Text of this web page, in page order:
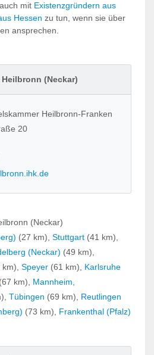
mit Existenzgründern aus
Hessen zu tun, wenn sie über
ansprechen.
(Neckar)
Heilbronn-Franken
20
(Neckar)
(27 km),Stuttgart (41 km),
(Neckar) (49 km),
km),Speyer (61 km), Karlsruhe
(67 km), Mannheim,
Tübingen (69 km), Reutlingen
(73 km), Frankenthal (Pfalz)